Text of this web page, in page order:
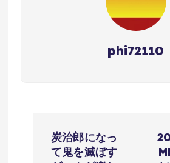
phi72110
炭治郎になっ
て鬼を滅ぼす